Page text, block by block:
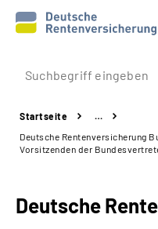
Prävention
Reha
Beratung & Kontakt
Startseite
…
Deutsche Rentenversicherung
Vorsitzenden der
Deutsche